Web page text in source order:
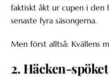
faktiskt åkt ur cupen i den
senaste fyra säsongerna.
Men först alltså: Kvällens
2. Häcken-spöket